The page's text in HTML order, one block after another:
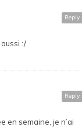
Reply
aussi :/
Reply
en semaine, je n’ai